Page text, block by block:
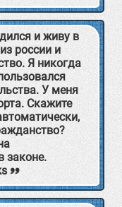
и живу в
россии и
Я никогда
У меня
Скажите
законе.